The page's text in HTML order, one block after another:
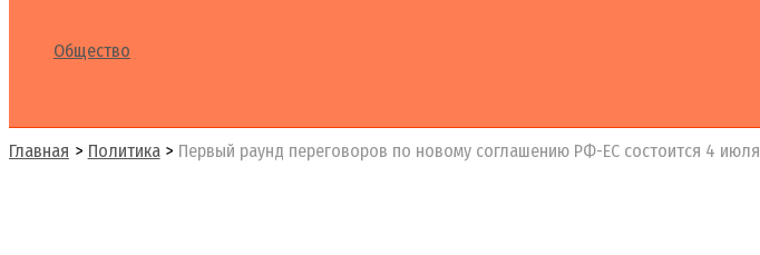
Общество
Главная Политика Первый раунд переговоров по новому соглашению РФ-ЕС состоится 4 июля